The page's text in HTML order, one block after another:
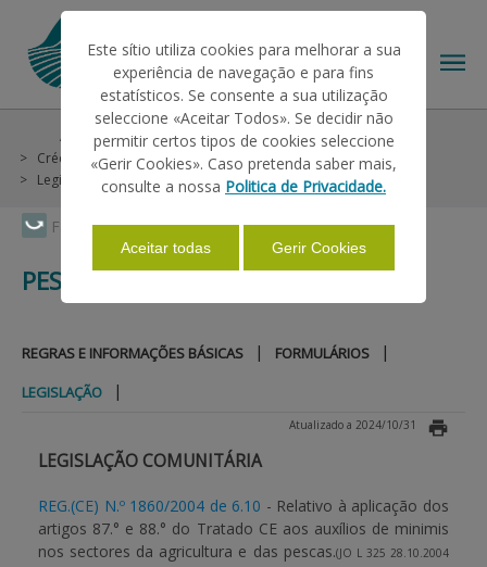
Faça Swipe para ver o menu
O IFAP
AJUDAS/APOIOS
INFORMAÇÕES
ESTATÍSTICAS
PAGAMENTOS
APOIO AO BENEFICIÁRIO
Ajudas/Apoios Outras Ajudas
Histórico
Crédito e Seguros
Linhas Especiais
Pescas 2008
Legislação
PESCAS 2008
REGRAS E INFORMAÇÕES BÁSICAS | FORMULÁRIOS |
LEGISLAÇÃO |
Atualizado a 2024/10/31
LEGISLAÇÃO COMUNITÁRIA
REG.(CE) N.º 1860/2004 de 6.10 - Relativo à aplicação dos
artigos 87.° e 88.° do Tratado CE aos auxílios de minimis
nos sectores da agricultura e das pescas.(JO L 325 28.10.2004
Este sítio utiliza cookies para melhorar a sua
experiência de navegação e para fins
estatísticos. Se consente a sua utilização
seleccione «Aceitar Todos». Se decidir não
permitir certos tipos de cookies seleccione
«Gerir Cookies». Caso pretenda saber mais,
consulte a nossa Politica de Privacidade.
Aceitar todas Gerir Cookies